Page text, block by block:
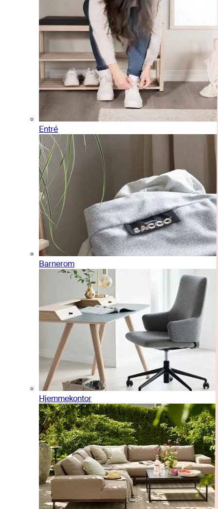
Entré
Barnerom
Hjemmekontor